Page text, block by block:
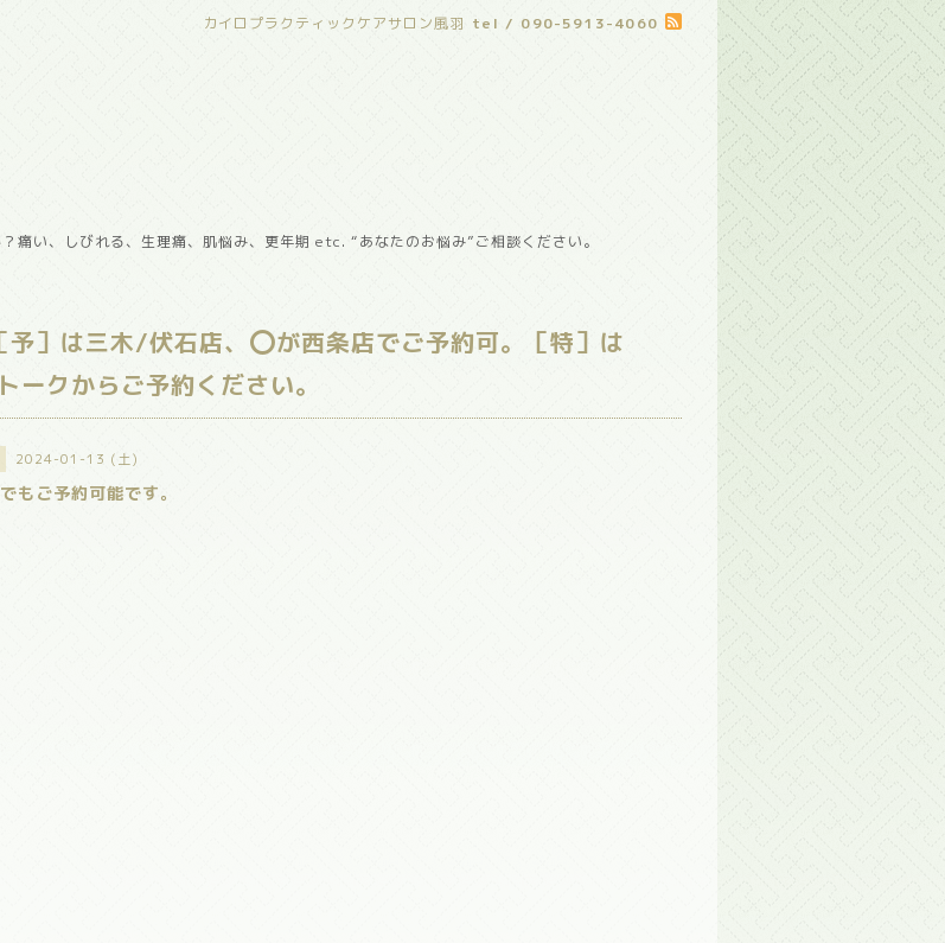
カイロプラクティックケアサロン風羽 tel / 090-5913-4060
痛い、しびれる、生理痛、肌悩み、更年期 etc. “あなたのお悩み”ご相談ください。
予］は三木/伏石店、⭕️が西条店でご予約可。［特］は
ークからご予約ください。
2024-01-13 (土)
もご予約可能です。